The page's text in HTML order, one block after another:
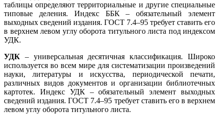
таблицы определяют территориальные и другие специальные
типовые деления. Индекс ББК – обязательный элемент
выходных сведений издания. ГОСТ 7.4–95 требует ставить его
в верхнем левом углу оборота титульного листа под индексом
УДК.
УДК – универсальная десятичная классификация. Широко
используется во всем мире для систематизации произведений
науки, литературы и искусства, периодической печати,
различных видов документов и организации библиотечных
картотек. Индекс УДК – обязательный элемент выходных
сведений издания. ГОСТ 7.4–95 требует ставить его в верхнем
левом углу оборота титульного листа.